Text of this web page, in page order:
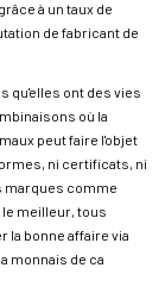
à un taux de
de fabricant de
qu'elles ont des vies
où la
peut faire l'objet
ni certificats, ni
marques comme
le meilleur, tous
la bonne affaire via
monnais de ca